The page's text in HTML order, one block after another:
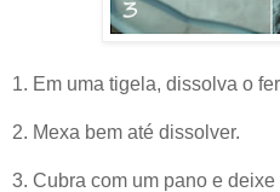
1. Em uma tigela, dissolva o
2. Mexa bem até dissolver.
3. Cubra com um pano e